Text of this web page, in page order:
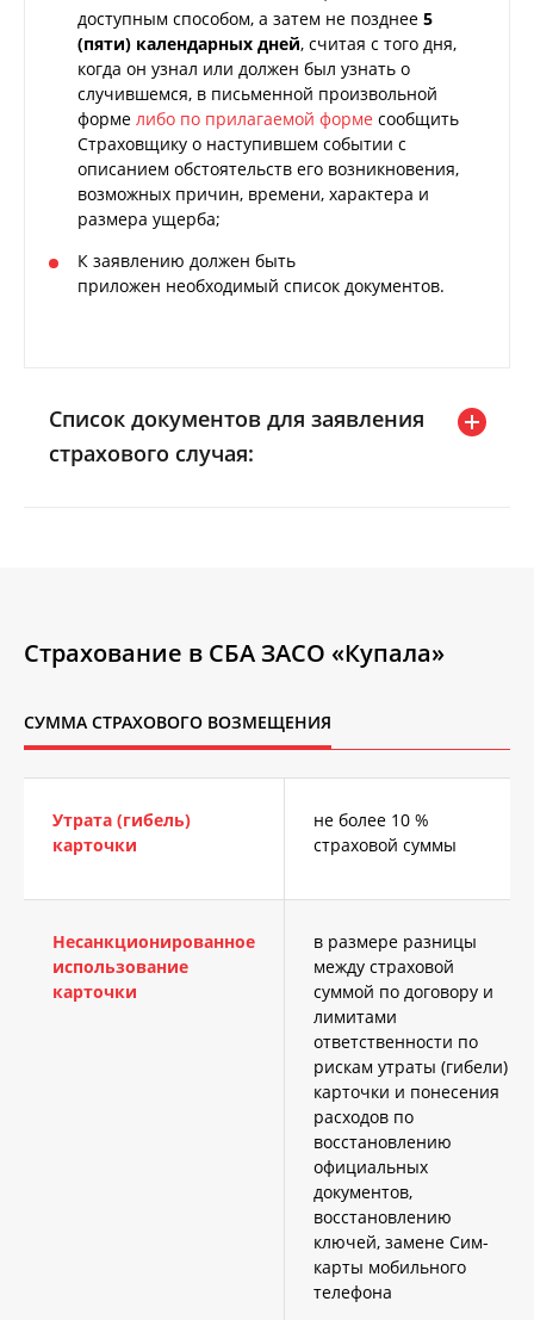
доступным способом, а затем не позднее 5
(пяти) календарных дней, считая с того дня,
когда он узнал или должен был узнать о
случившемся, в письменной произвольной
форме либо по прилагаемой форме сообщить
Страховщику о наступившем событии с
описанием обстоятельств его возникновения,
возможных причин, времени, характера и
размера ущерба;
К заявлению должен быть
приложен необходимый список документов.
Список документов для заявления
страхового случая:
Страхование в СБА ЗАСО «Купала»
СУММА СТРАХОВОГО ВОЗМЕЩЕНИЯ
Утрата (гибель)
карточки
не более 10 %
страховой суммы
Несанкционированное
использование
карточки
в размере разницы
между страховой
суммой по договору и
лимитами
ответственности по
рискам утраты (гибели)
карточки и понесения
расходов по
восстановлению
официальных
документов,
восстановлению
ключей, замене Сим-
карты мобильного
телефона
Данные файлы cookie используются
для осуществления базовых функций и
корректного отображения
содержимого Сайта в браузере
пользователя, например: сохранение
настроек пользователя; поддержка
аутентификации пользователя;
обеспечение безопасности и
конфиденциальности данных;
предоставление технической
поддержки. Эти файлы cookie не
целях.
Данный тип файлов является
маркетинговые файлы cookie
пользовательской активности на
Сайте, анализа сведений о
функциональных характеристик и
предоставляемых услуги. Эти файлы
адрес, тип браузера, тип
посещенные страницы, время
нахождения на Сайте и другую
аналитическую информацию.
Рекламные/маркетинговые файлы cookie
используются для целей маркетинга и
улучшения качества рекламы создавая
профиль интересов пользователей и
предлагая им персонализированную
рекламу, которая наиболее
соответствует их предпочтениям.
Указанные файлы cookie, не
применяются для сбора информации,